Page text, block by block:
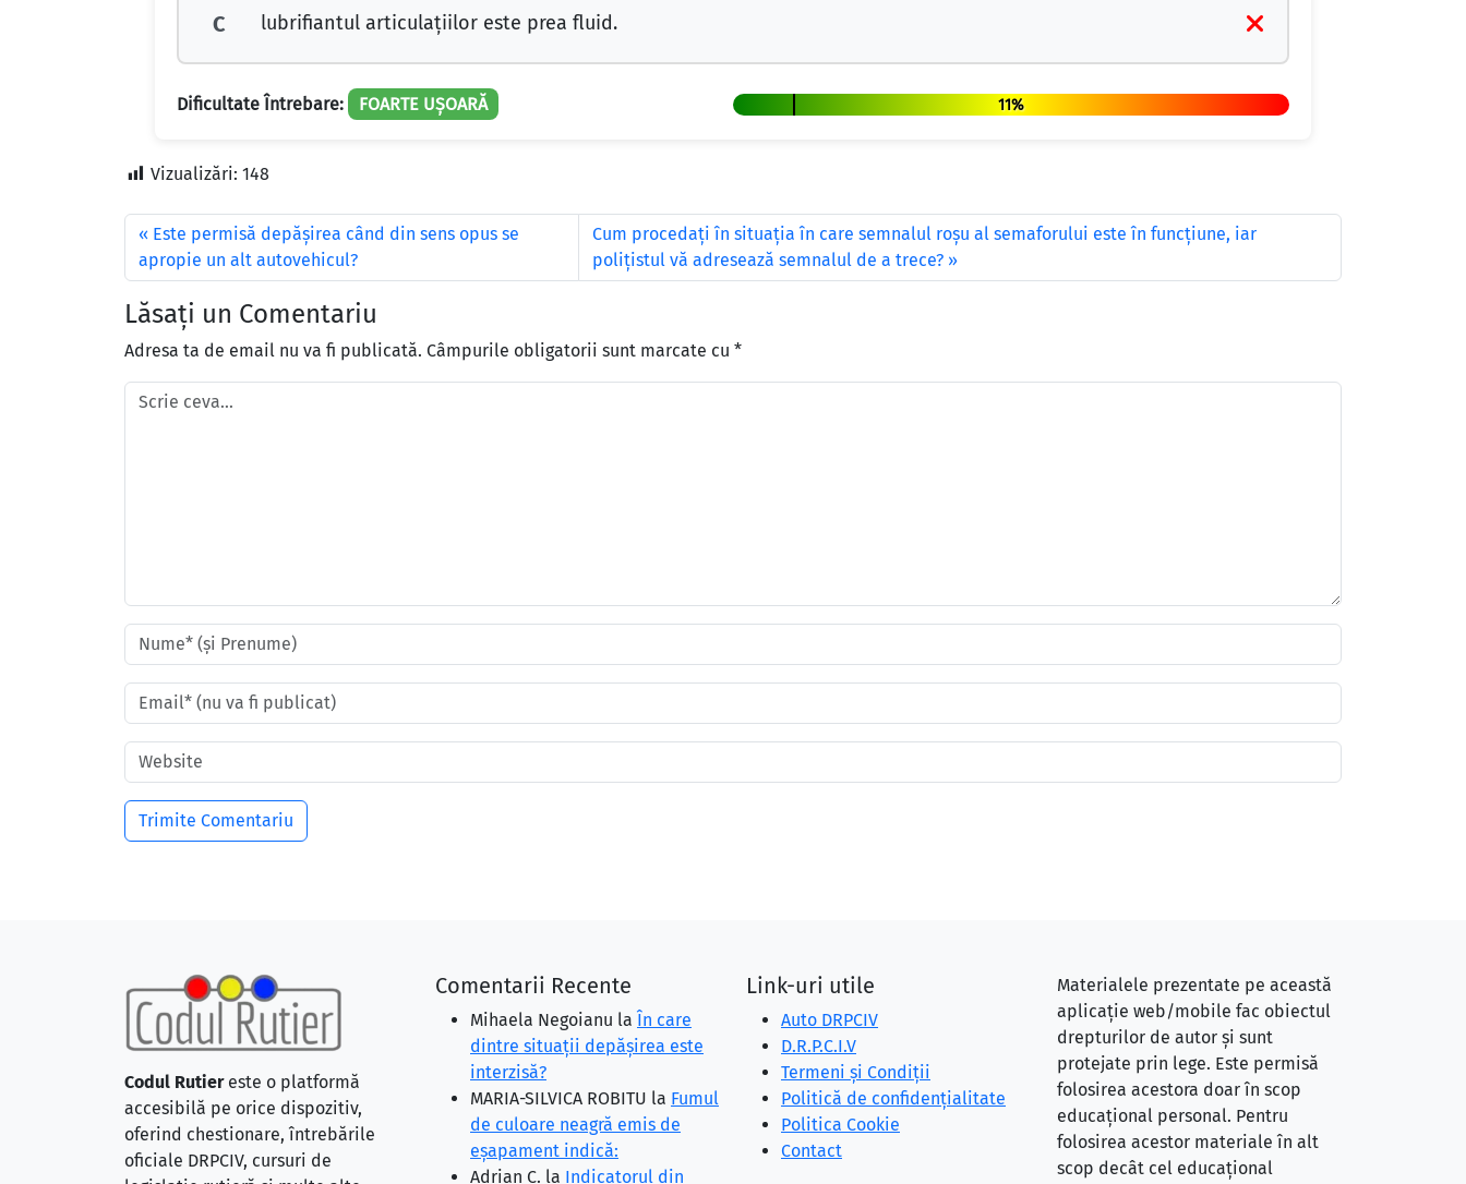
C lubrifiantul articulaţiilor este prea fluid.
Dificultate Întrebare: FOARTE UȘOARĂ 11%
Vizualizări: 148
Este permisă depăşirea când din sens opus se
apropie un alt autovehicul?
Cum procedaţi în situaţia în care semnalul roşu al semaforului este în funcţiune, iar
poliţistul vă adresează semnalul de a trece?
Lăsați un Comentariu
Adresa ta de email nu va fi publicată. Câmpurile obligatorii sunt marcate cu *
Codul Rutiereste o platformă
accesibilă pe orice dispozitiv,
oferind chestionare, întrebările
oficiale DRPCIV, cursuri de
Comentarii Recente
Mihaela Negoianu la În care
dintre situaţii depăşirea este
interzisă?
MARIA-SILVICA ROBITU la Fumul
de culoare neagră emis de
eşapament indică:
Adrian C. la Indicatorul din
Link-uri utile
Auto DRPCIV
D.R.P.C.I.V
Termeni și Condiții
Politică de confidențialitate
Politica Cookie
Contact
Materialele prezentate pe această
aplicație web/mobile fac obiectul
drepturilor de autor și sunt
protejate prin lege. Este permisă
folosirea acestora doar în scop
educațional personal. Pentru
folosirea acestor materiale în alt
scop decât cel educațional